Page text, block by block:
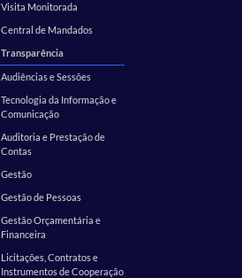
Visita Monitorada
Central de Mandados
Transparência
Audiências e Sessões
Tecnologia da Informação e
Comunicação
Auditoria e Prestação de
Contas
Gestão
Gestão de Pessoas
Gestão Orçamentária e
Financeira
Licitações, Contratos e
Instrumentos de Cooperação